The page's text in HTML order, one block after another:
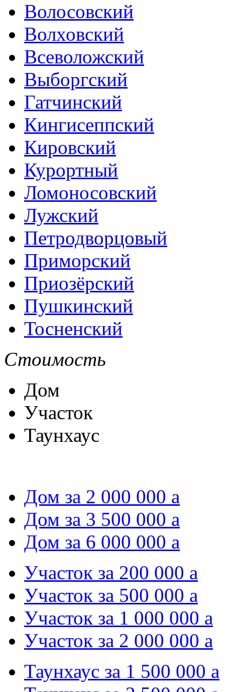
Волосовский
Волховский
Всеволожский
Выборгский
Гатчинский
Кингисеппский
Кировский
Курортный
Ломоносовский
Лужский
Петродворцовый
Приморский
Приозёрский
Пушкинский
Тосненский
Стоимость
Дом
Участок
Таунхаус
Дом за 2 000 000 a
Дом за 3 500 000 a
Дом за 6 000 000 a
Участок за 200 000 a
Участок за 500 000 a
Участок за 1 000 000 a
Участок за 2 000 000 a
Таунхаус за 1 500 000 a